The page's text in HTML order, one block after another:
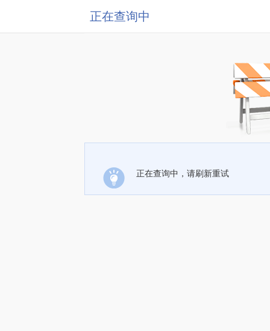
正在查询中
正在查询中，请刷新重试